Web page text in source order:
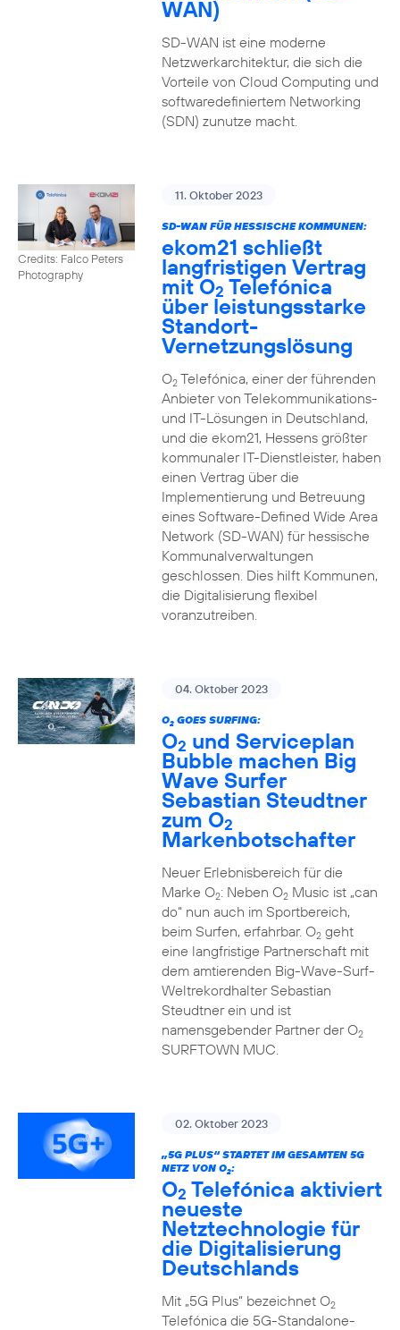
WAN)
SD-WAN ist eine moderne
Netzwerkarchitektur, die sich die
Vorteile von Cloud Computing und
softwaredefiniertem Networking
(SDN) zunutze macht.
Credits: Falco Peters
Photography
11. Oktober 2023
SD-WAN FÜR HESSISCHE KOMMUNEN:
ekom21 schließt
langfristigen Vertrag
mit O2 Telefónica
über leistungsstarke
Standort-
Vernetzungslösung
O2Telefónica, einer der führenden
Anbieter von Telekommunikations-
und IT-Lösungen in Deutschland,
und die ekom21, Hessens größter
kommunaler IT-Dienstleister, haben
einen Vertrag über die
Implementierung und Betreuung
eines Software-Defined Wide Area
Network (SD-WAN) für hessische
Kommunalverwaltungen
geschlossen. Dies hilft Kommunen,
die Digitalisierung flexibel
voranzutreiben.
04. Oktober 2023
O2GOES SURFING:
O2 und Serviceplan
Bubble machen Big
Wave Surfer
Sebastian Steudtner
zum O2
Markenbotschafter
Neuer Erlebnisbereich für die
Marke O2: Neben O2Music ist „can
do“ nun auch im Sportbereich,
beim Surfen, erfahrbar. O2geht
eine langfristige Partnerschaft mit
dem amtierenden Big-Wave-Surf-
Weltrekordhalter Sebastian
Steudtner ein und ist
namensgebender Partner der O2
SURFTOWN MUC.
02. Oktober 2023
„5G PLUS“ STARTET IM GESAMTEN 5G
NETZ VON O2:
O2 Telefónica aktiviert
neueste
Netztechnologie für
die Digitalisierung
Deutschlands
Mit „5G Plus“ bezeichnet O2
Telefónica die 5G-Standalone-